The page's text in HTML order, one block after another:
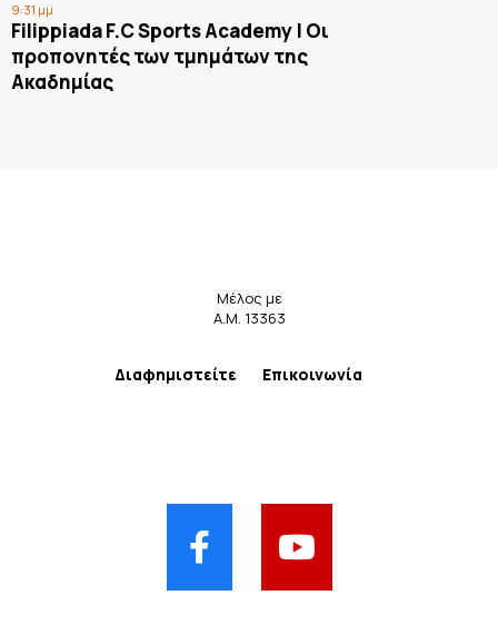
9:31 μμ
Filippiada F.C Sports Academy | Οι
προπονητές των τμημάτων της
Ακαδημίας
Μέλος με
Α.Μ. 13363
Διαφημιστείτε Επικοινωνία